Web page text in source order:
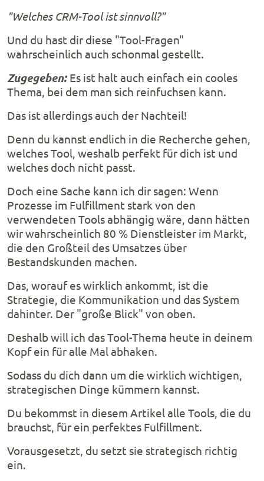
"Welches CRM-Tool ist sinnvoll?"
Und du hast dir diese "Tool-Fragen"
wahrscheinlich auch schonmal gestellt.
Zugegeben: Es ist halt auch einfach ein cooles
Thema, bei dem man sich reinfuchsen kann.
Das ist allerdings auch der Nachteil!
Denn du kannst endlich in die Recherche gehen,
welches Tool, weshalb perfekt für dich ist und
welches doch nicht passt.
Doch eine Sache kann ich dir sagen: Wenn
Prozesse im Fulfillment stark von den
verwendeten Tools abhängig wäre, dann hätten
wir wahrscheinlich 80 % Dienstleister im Markt,
die den Großteil des Umsatzes über
Bestandskunden machen.
Das, worauf es wirklich ankommt, ist die
Strategie, die Kommunikation und das System
dahinter. Der "große Blick" von oben.
Deshalb will ich das Tool-Thema heute in deinem
Kopf ein für alle Mal abhaken.
Sodass du dich dann um die wirklich wichtigen,
strategischen Dinge kümmern kannst.
Du bekommst in diesem Artikel alle Tools, die du
brauchst, für ein perfektes Fulfillment.
Vorausgesetzt, du setzt sie strategisch richtig
ein.